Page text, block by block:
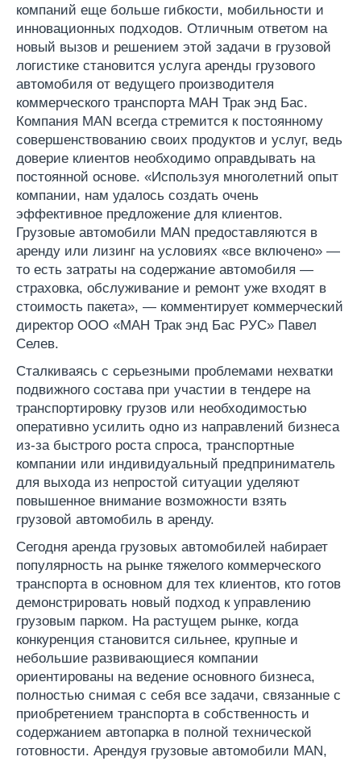
компаний еще больше гибкости, мобильности и
инновационных подходов. Отличным ответом на
новый вызов и решением этой задачи в грузовой
логистике становится услуга аренды грузового
автомобиля от ведущего производителя
коммерческого транспорта МАН Трак энд Бас.
Компания MAN всегда стремится к постоянному
совершенствованию своих продуктов и услуг, ведь
доверие клиентов необходимо оправдывать на
постоянной основе. «Используя многолетний опыт
компании, нам удалось создать очень
эффективное предложение для клиентов.
Грузовые автомобили MAN предоставляются в
аренду или лизинг на условиях «все включено» —
то есть затраты на содержание автомобиля —
страховка, обслуживание и ремонт уже входят в
стоимость пакета», — комментирует коммерческий
директор ООО «МАН Трак энд Бас РУС» Павел
Селев.
Сталкиваясь с серьезными проблемами нехватки
подвижного состава при участии в тендере на
транспортировку грузов или необходимостью
оперативно усилить одно из направлений бизнеса
из-за быстрого роста спроса, транспортные
компании или индивидуальный предприниматель
для выхода из непростой ситуации уделяют
повышенное внимание возможности взять
грузовой автомобиль в аренду.
Сегодня аренда грузовых автомобилей набирает
популярность на рынке тяжелого коммерческого
транспорта в основном для тех клиентов, кто готов
демонстрировать новый подход к управлению
грузовым парком. На растущем рынке, когда
конкуренция становится сильнее, крупные и
небольшие развивающиеся компании
ориентированы на ведение основного бизнеса,
полностью снимая с себя все задачи, связанные с
приобретением транспорта в собственность и
содержанием автопарка в полной технической
готовности. Арендуя грузовые автомобили MAN,